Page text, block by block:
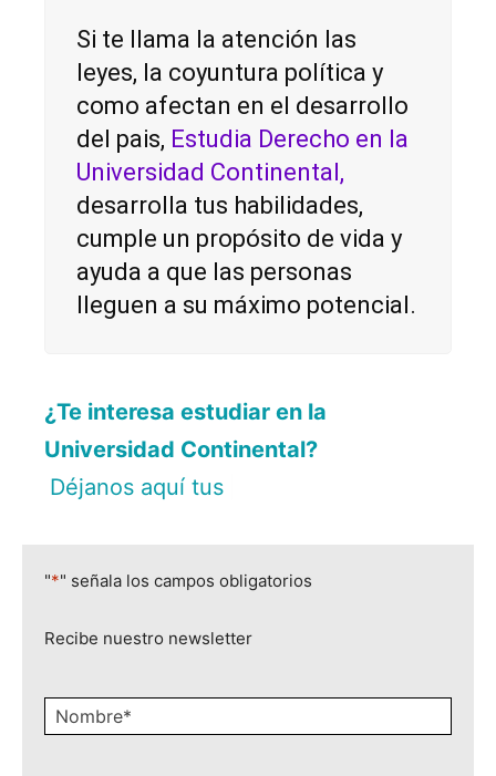
Si te llama la atención las
leyes, la coyuntura política y
como afectan en el desarrollo
del pais, Estudia Derecho en la
Universidad Continental,
desarrolla tus habilidades,
cumple un propósito de vida y
ayuda a que las personas
lleguen a su máximo potencial.
¿Te interesa estudiar en la
Universidad Continental?
Déjanos aquí tus datos.
"*" señala los campos obligatorios
Recibe nuestro newsletter
Nombre*